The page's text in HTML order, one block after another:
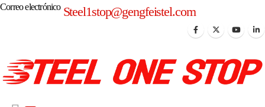
Correo electrónico Steel1stop@gengfeistel.com